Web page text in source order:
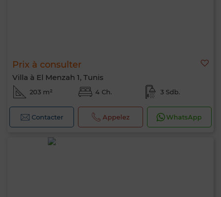
Prix à consulter
Villa à El Menzah 1, Tunis
203 m² 4 Ch. 3 Sdb.
Contacter Appelez WhatsApp
Bonjour, je suis MIA. Quel critère souhaitez-
vous appliquer maintenant ?